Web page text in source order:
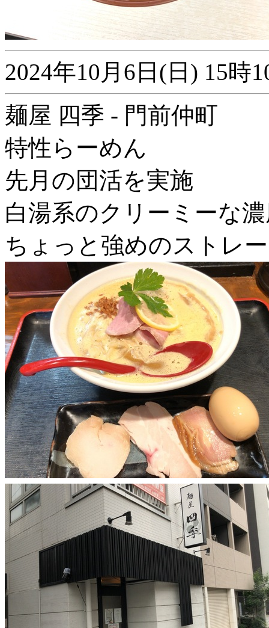
2024年10月6日(日) 15時
麺屋 四季 - 門前仲町
特性らーめん
先月の団活を実施
白湯系のクリーミーな
ちょっと強めのストレ